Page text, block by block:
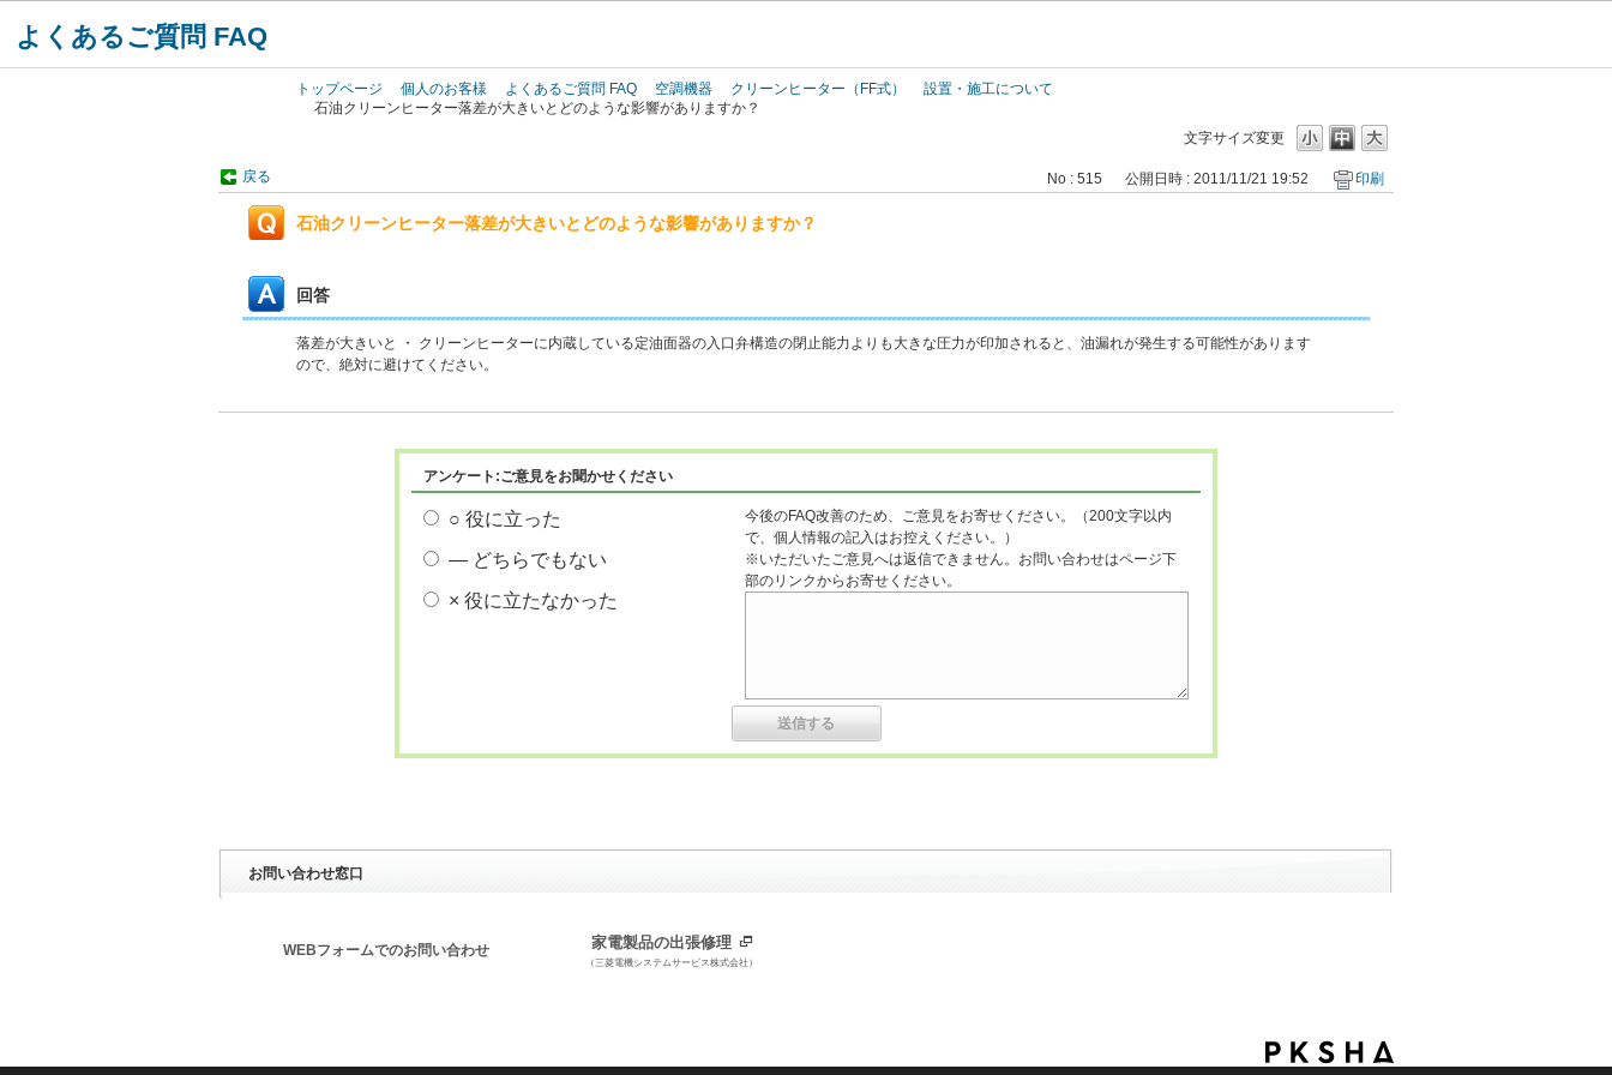
よくあるご質問 FAQ
トップページ 個人のお客様 よくあるご質問 FAQ 空調機器 クリーンヒーター（FF式）
設置・施工について
石油クリーンヒーター落差が大きいとどのような影響がありますか？
文字サイズ変更
戻る No : 515 公開日時 : 2011/11/21 19:52 印刷
石油クリーンヒーター落差が大きいとどのような影響がありますか？
回答
落差が大きいと ・ クリーンヒーターに内蔵している定油面器の入口弁構造の閉止能力よりも大きな圧力が印加されると、油漏れが発生する可能性があります
ので、絶対に避けてください。
アンケート:ご意見をお聞かせください
○ 役に立った
― どちらでもない
× 役に立たなかった
今後のFAQ改善のため、ご意見をお寄せください。（200文字以内
で、個人情報の記入はお控えください。）
※いただいたご意見へは返信できません。お問い合わせはページ下
部のリンクからお寄せください。
お問い合わせ窓口
WEBフォームでのお問い合わせ 家電製品の出張修理
（三菱電機システムサービス株式会社）